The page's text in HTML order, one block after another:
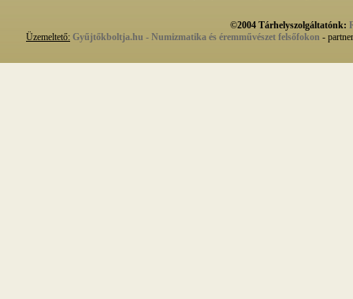
©2004 Tárhelyszolgáltatónk:
Üzemeltető: Gyűjtőkboltja.hu - Numizmatika és éremművészet felsőfokon -